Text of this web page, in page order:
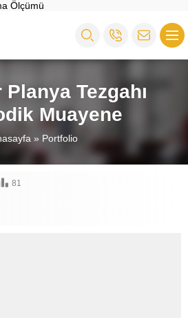
Ölçümü
Planya Tezgahı
Muayene
» Portfolio
81